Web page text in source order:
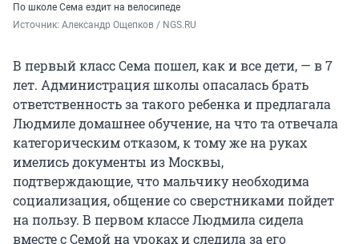
По школе Сема ездит на велосипеде
Источник: Александр Ощепков / NGS.RU
В первый класс Сема пошел, как и все дети, — в 7
лет. Администрация школы опасалась брать
ответственность за такого ребенка и предлагала
Людмиле домашнее обучение, на что та отвечала
категорическим отказом, к тому же на руках
имелись документы из Москвы,
подтверждающие, что мальчику необходима
социализация, общение со сверстниками пойдет
на пользу. В первом классе Людмила сидела
вместе с Семой на уроках и следила за его